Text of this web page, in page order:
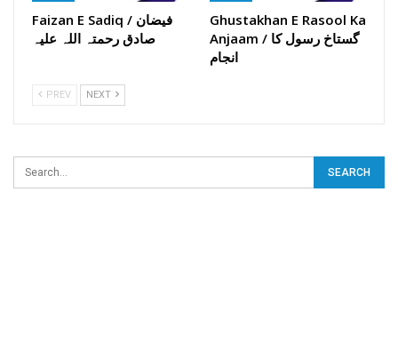
Faizan E Sadiq / فیضان
صادق رحمتہ اللہ علیہ
Ghustakhan E Rasool Ka
Anjaam / گستاخ رسول کا
انجام
PREV NEXT